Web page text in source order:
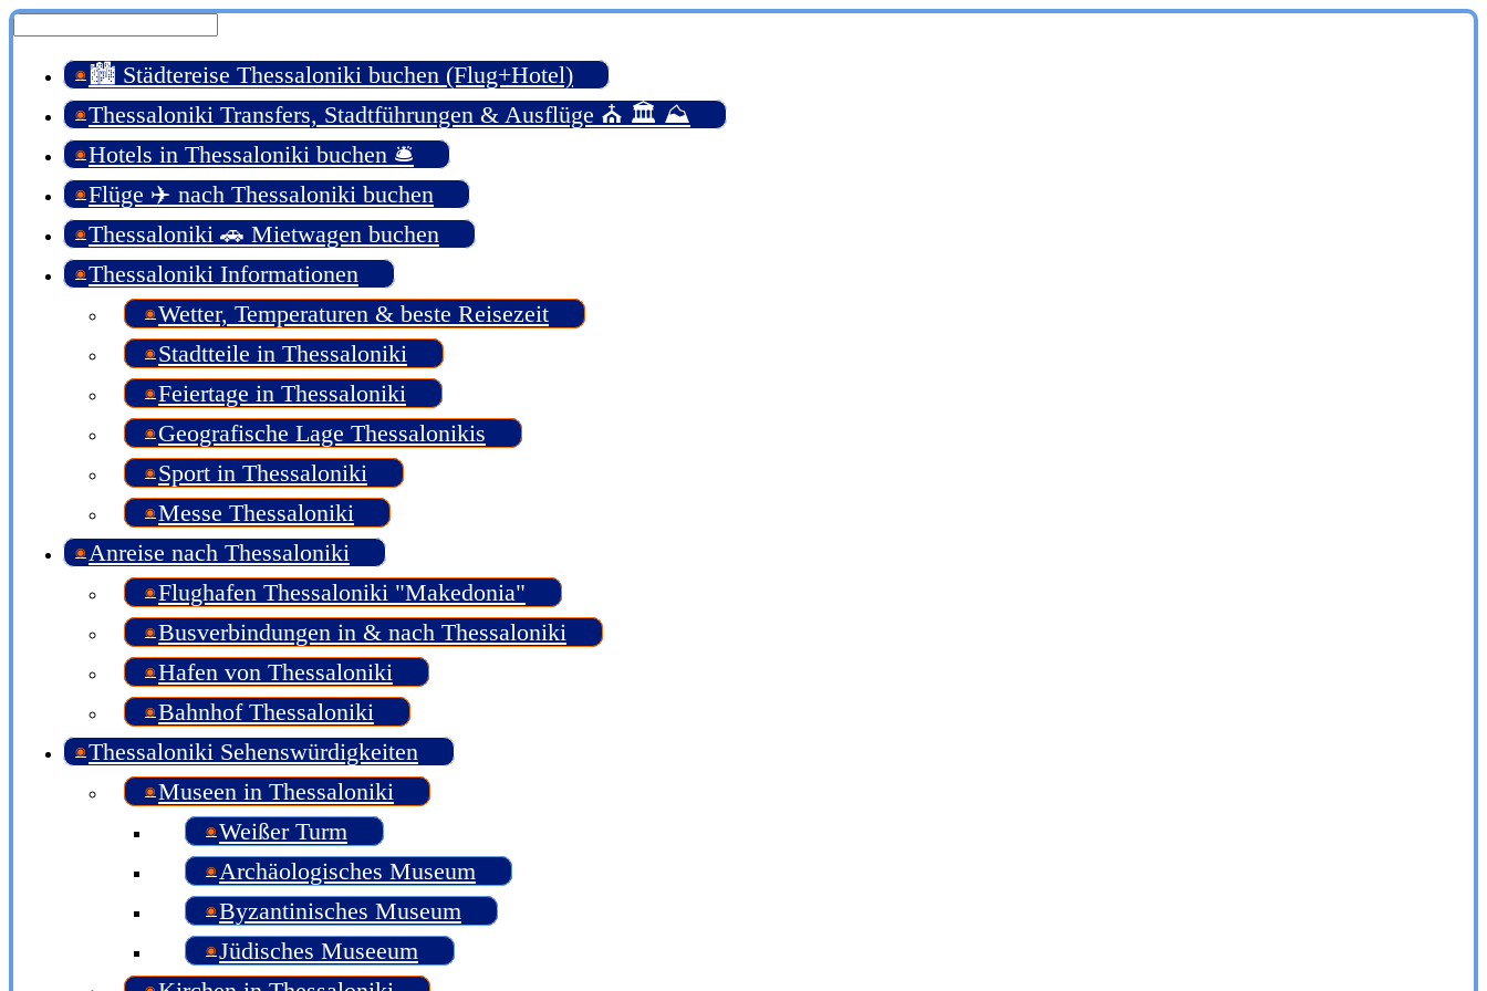
🏙️ Städtereise Thessaloniki buchen (Flug+Hotel)
Thessaloniki Transfers, Stadtführungen & Ausflüge ⛪ 🏛️ ⛰️
Hotels in Thessaloniki buchen 🛎️
Flüge ✈️ nach Thessaloniki buchen
Thessaloniki 🚗 Mietwagen buchen
Thessaloniki Informationen
Wetter, Temperaturen & beste Reisezeit
Stadtteile in Thessaloniki
Feiertage in Thessaloniki
Geografische Lage Thessalonikis
Sport in Thessaloniki
Messe Thessaloniki
Anreise nach Thessaloniki
Flughafen Thessaloniki "Makedonia"
Busverbindungen in & nach Thessaloniki
Hafen von Thessaloniki
Bahnhof Thessaloniki
Thessaloniki Sehenswürdigkeiten
Museen in Thessaloniki
Weißer Turm
Archäologisches Museum
Byzantinisches Museum
Jüdisches Museeum